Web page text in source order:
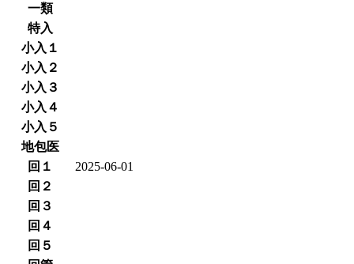
一類
特入
小入１
小入２
小入３
小入４
小入５
地包医
回１
2025-06-01
回２
回３
回４
回５